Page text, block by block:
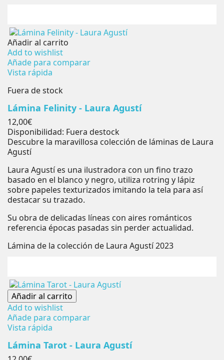
Añadir al carrito
Add to wishlist
Añade para comparar
Vista rápida
Fuera de stock
Lámina Felinity - Laura Agustí
Precio
12,00€
Disponibilidad: Fuera destock
Descubre la maravillosa colección de láminas de Laura
Agustí
Laura Agustí es una ilustradora con un fino trazo
basado en el blanco y negro, utiliza rotring y lápiz
sobre papeles texturizados imitando la tela para así
destacar su trazado.
Su obra de delicadas líneas con aires románticos
referencia épocas pasadas sin perder actualidad.
Lámina de la colección de Laura Agustí 2023
Añadir al carrito
Add to wishlist
Añade para comparar
Vista rápida
Lámina Tarot - Laura Agustí